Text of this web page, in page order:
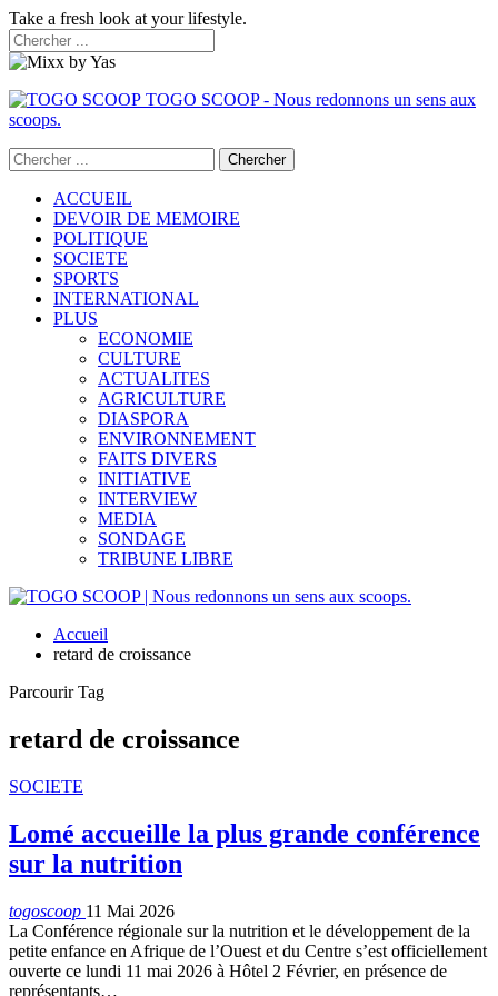
Take a fresh look at your lifestyle.
TOGO SCOOP - Nous redonnons un sens aux
scoops.
ACCUEIL
DEVOIR DE MEMOIRE
POLITIQUE
SOCIETE
SPORTS
INTERNATIONAL
PLUS
ECONOMIE
CULTURE
ACTUALITES
AGRICULTURE
DIASPORA
ENVIRONNEMENT
FAITS DIVERS
INITIATIVE
INTERVIEW
MEDIA
SONDAGE
TRIBUNE LIBRE
Accueil
retard de croissance
Parcourir Tag
retard de croissance
SOCIETE
Lomé accueille la plus grande conférence
sur la nutrition
togoscoop 11 Mai 2026
La Conférence régionale sur la nutrition et le développement de la
petite enfance en Afrique de l’Ouest et du Centre s’est officiellement
ouverte ce lundi 11 mai 2026 à Hôtel 2 Février, en présence de
représentants…